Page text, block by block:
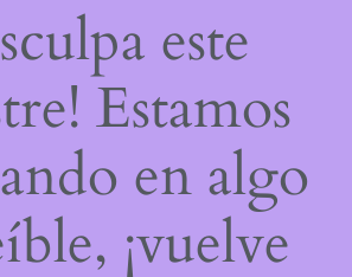
este
Estamos
en algo
¡vuelve